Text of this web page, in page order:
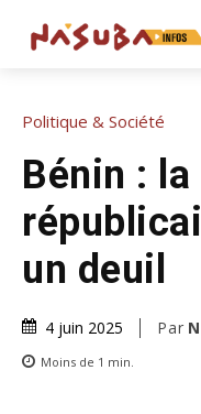
Politique & Société
Bénin :
un deuil
4 juin 2025 Par
Moins de 1 min.